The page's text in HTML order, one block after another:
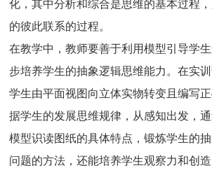
化，其中分析和综合是思维的基本过程
的彼此联系的过程。
在教学中，教师要善于利用模型引导学
步培养学生的抽象逻辑思维能力。在实
学生由平面视图向立体实物转变且编写
据学生的发展思维规律，从感知出发，
模型识读图纸的具体特点，锻炼学生的
问题的方法，还能培养学生观察力和创造